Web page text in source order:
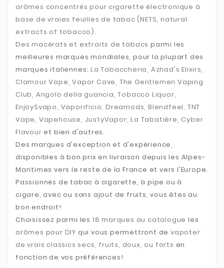
arômes concentrés pour cigarette électronique à
base de vraies feuilles de tabac (NETS, natural
extracts of tobacco).
Des macérats et extraits de tabacsparmi les
meilleures marques mondiales, pour la plupart des
marques italiennes:La Tabaccheria, Azhad's Elixirs,
Clamour Vape, Vapor Cave, The Gentlemen Vaping
Club, Angolo della guancia, Tobacco Liquor,
EnjoySvapo, Vaporificio, Dreamods, Blendfeel, TNT
Vape, Vapehouse, JustyVapor, La Tabatière, Cyber
Flavour et bien d'autres.
Des marques d'exception et d'expérience,
disponibles à bon prix en livraison depuis les Alpes-
Maritimes vers le reste de la France et vers l'Europe.
Passionnés de tabac à cigarette, à pipe ou à
cigare, avec ou sans ajout de fruits, vous êtes au
bon endroit!
Choisissez parmi les 18 marques au catalogue les
arômes pour DIY qui vous permettront devapoter
de vrais classics secs, fruits, doux, ou forts en
fonction de vos préférences!